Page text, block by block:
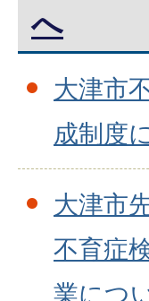
へ
大津市
成制度
大津市
不育症
業につ